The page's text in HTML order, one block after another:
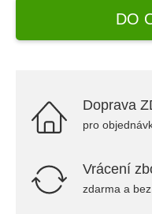
DO
Doprava
pro
Vrácení
zdarma a